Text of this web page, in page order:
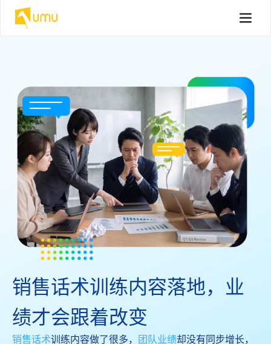
销售话术训练内容落地，业
绩才会跟着改变
销售话术训练内容做了很多， 团队业绩却没有同步增长，